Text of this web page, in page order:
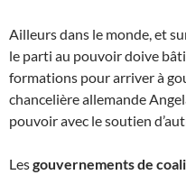
Ailleurs dans le monde, et
le parti au pouvoir doive
formations pour arriver à
chancelière allemande
pouvoir avec le soutien
Lesgouvernements de